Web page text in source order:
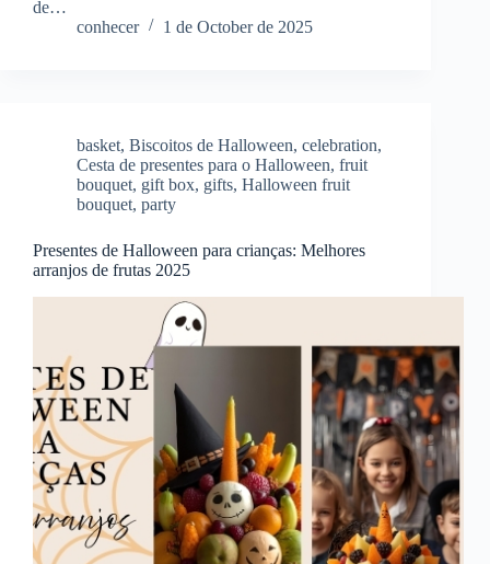
de…
conhecer
1 de October de 2025
basket, Biscoitos de Halloween, celebration,
Cesta de presentes para o Halloween, fruit
bouquet, gift box, gifts, Halloween fruit
bouquet, party
Presentes de Halloween para crianças: Melhores
arranjos de frutas 2025